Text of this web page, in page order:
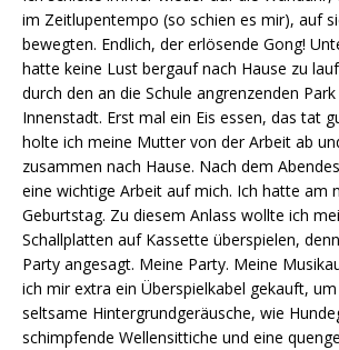
im Zeitlupentempo (so schien es mir), auf
bewegten. Endlich, der erlösende Gong!
hatte keine Lust bergauf nach Hause zu
durch den an die Schule angrenzenden
Innenstadt. Erst mal ein Eis essen, das tat
holte ich meine Mutter von der Arbeit ab
zusammen nach Hause. Nach dem
eine wichtige Arbeit auf mich. Ich hatte am
Geburtstag. Zu diesem Anlass wollte ich
Schallplatten auf Kassette überspielen,
Party angesagt. Meine Party. Meine
ich mir extra ein Überspielkabel gekauft,
seltsame Hintergrundgeräusche, wie
schimpfende Wellensittiche und eine